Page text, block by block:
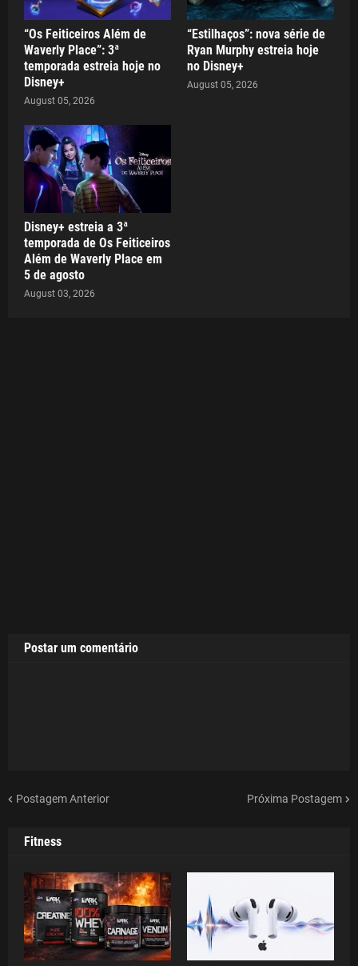
“Os Feiticeiros Além de
Waverly Place”: 3ª
temporada estreia hoje no
Disney+
August 05, 2026
“Estilhaços”: nova série de
Ryan Murphy estreia hoje
no Disney+
August 05, 2026
Disney+ estreia a 3ª
temporada de Os Feiticeiros
Além de Waverly Place em
5 de agosto
August 03, 2026
Postar um comentário
Postagem Anterior Próxima Postagem
Fitness